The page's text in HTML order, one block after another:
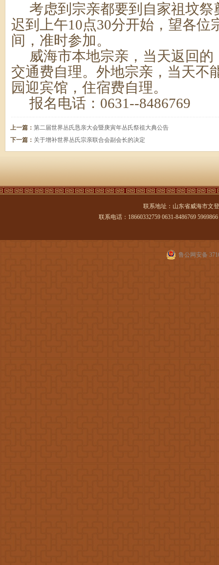
考虑到宗亲都要到自家祖坟
迟到上午10点30分开始，望各位
间，准时参加。
威海市本地宗亲，当天返回
交通费自理。外地宗亲，当天不
园迎宾馆，住宿费自理。
报名电话：0631--8486769
上一篇： 第二届世界丛氏恳亲大会暨庚寅年丛氏祭祖大典公告
下一篇： 关于增补世界丛氏宗亲联合会副会长的决定
联系地址：山东省威海市文
联系电话：18660332759 0631-8486769
鲁公网安备